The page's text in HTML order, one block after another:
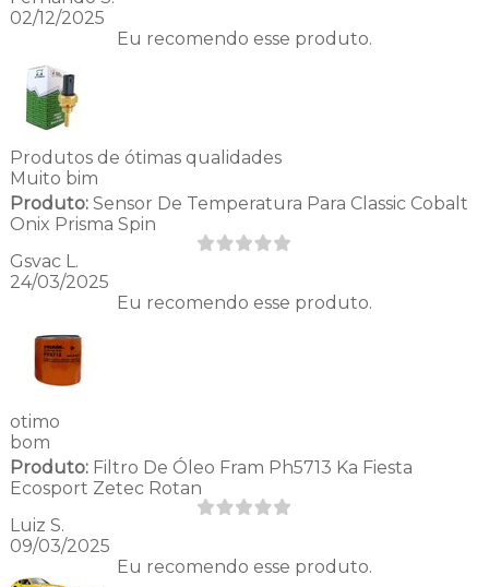
02/12/2025
Eu recomendo esse produto.
Produtos de ótimas qualidades
Muito bim
Produto:Sensor De Temperatura Para Classic Cobalt
Onix Prisma Spin
Gsvac L.
24/03/2025
Eu recomendo esse produto.
otimo
bom
Produto:Filtro De Óleo Fram Ph5713 Ka Fiesta
Ecosport Zetec Rotan
Luiz S.
09/03/2025
Eu recomendo esse produto.